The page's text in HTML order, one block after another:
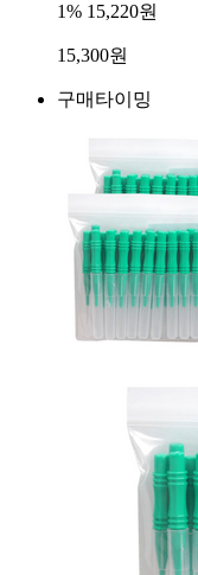
1% 15,220원
15,300원
구매타이밍